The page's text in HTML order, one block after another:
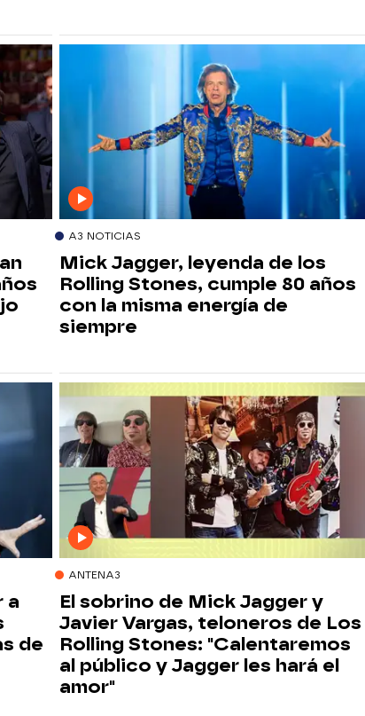
A3 NOTICIAS
Mick Jagger, leyenda de los
Rolling Stones, cumple 80 años
con la misma energía de
siempre
a
de
ANTENA3
El sobrino de Mick Jagger y
Javier Vargas, teloneros de Los
Rolling Stones: "Calentaremos
al público y Jagger les hará el
amor"